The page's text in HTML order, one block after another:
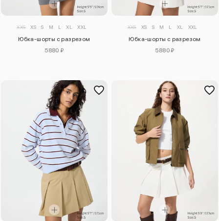
XXS XS S M L XL XXL
Юбка-шорты с разрезом
5880 ₽
XXS XS S M L XL XXL
Юбка-шорты с разрезом
5880 ₽